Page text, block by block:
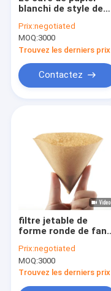
blanchi de style de
bois
Prix:negotiated
MOQ:3000
Trouvez les derniers prix
Contactez
filtre jetable de
forme ronde de fan
café de 110x156
millimètre V
Prix:negotiated
MOQ:3000
Trouvez les derniers prix